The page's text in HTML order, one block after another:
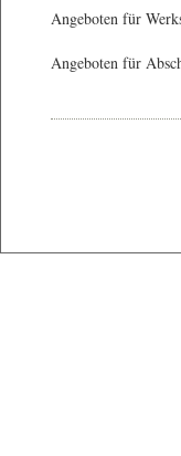
Angeboten für
Angeboten für